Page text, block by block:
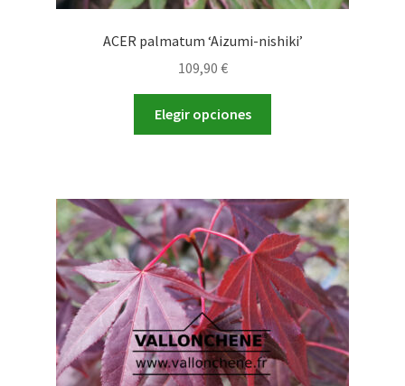
ACER palmatum ‘Aizumi-nishiki’
109,90 €
Elegir opciones
variantes.
Las
opciones
se
pueden
elegir
en
la
página